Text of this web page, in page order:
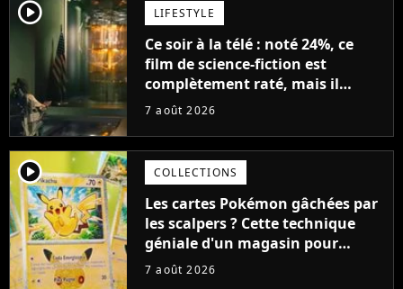
player2 LIFESTYLE
Ce soir à la télé : noté 24%, ce
film de science-fiction est
complètement raté, mais il
aurait pu être encore pire à
7 août 2026
player2 COLLECTIONS
Les cartes Pokémon gâchées par
les scalpers ? Cette technique
géniale d'un magasin pour
ruiner les revendeurs
7 août 2026